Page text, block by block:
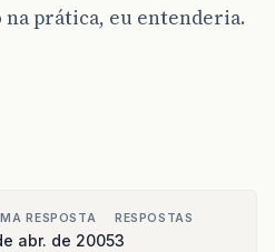
na prática, eu entenderia.
RESPOSTA
abr. de 2005
RESPOSTAS
3